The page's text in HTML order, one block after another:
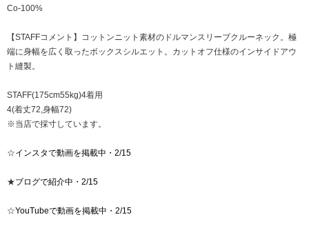
Co-100%
【STAFFコメント】コットンニット素材のドルマンスリーブクルーネック。極
端に身幅を広く取ったボックスシルエット。カットオフ仕様のインサイドアウ
ト縫製。
STAFF(175cm55kg)4着用
4(着丈72,身幅72)
※当店で採寸しています。
☆インスタで動画を掲載中・2/15
★ブログで紹介中・2/15
☆YouTubeで動画を掲載中・2/15